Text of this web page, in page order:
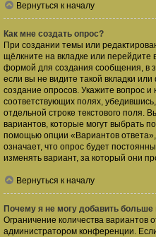
Вернуться к началу
Как мне создать опрос?
При создании темы или
щёлкните на вкладке или перейдите
формой для создания сообщения, в
если вы не видите такой вкладки
создание опросов. Укажите вопрос
соответствующих полях,
отдельной строке текстового поля.
вариантов, которые могут выбрать
помощью опции «Вариантов
означает, что опрос будет
изменять вариант, за который они
Вернуться к началу
Почему я не могу добавить больше
Ограничение количества вариантов
администратором конференции.